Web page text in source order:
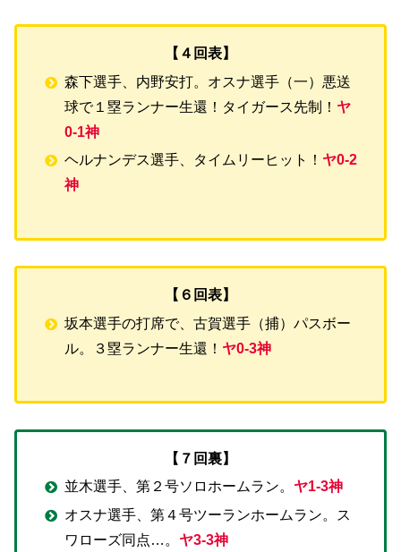
【４回表】
森下選手、内野安打。オスナ選手（一）悪送
球で１塁ランナー生還！タイガース先制！ ヤ
0-1神
ヘルナンデス選手、タイムリーヒット！ ヤ0-2
神
【６回表】
坂本選手の打席で、古賀選手（捕）パスボー
ル。３塁ランナー生還！ ヤ0-3神
【７回裏】
並木選手、第２号ソロホームラン。 ヤ1-3神
オスナ選手、第４号ツーランホームラン。ス
ワローズ同点…。 ヤ3-3神